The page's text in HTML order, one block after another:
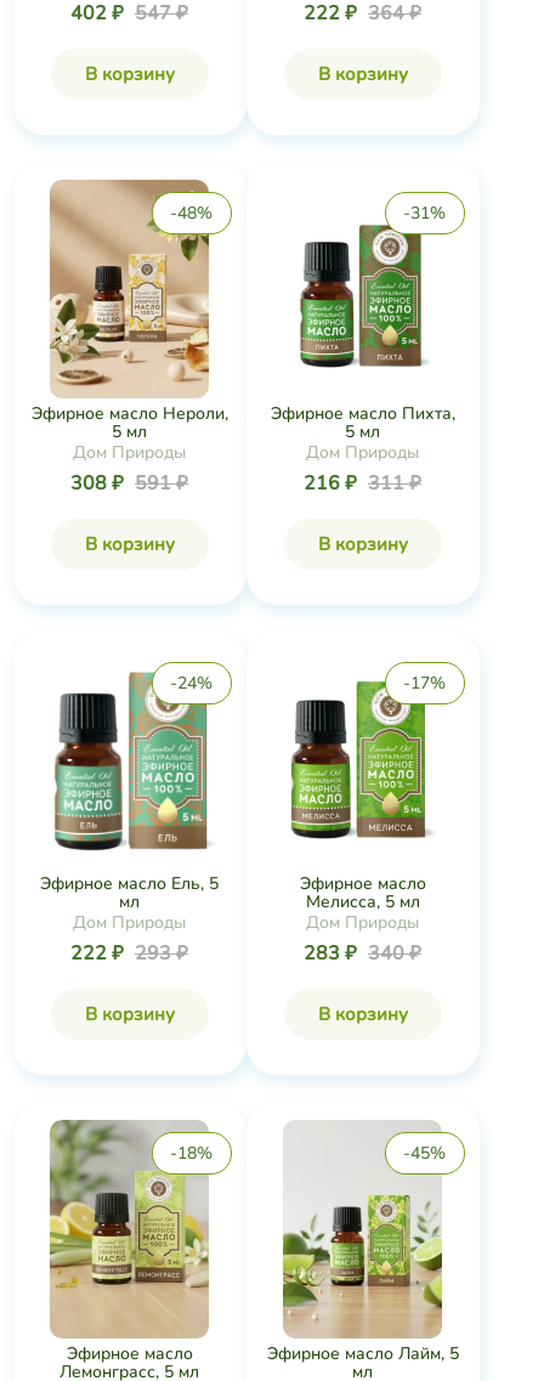
402 ₽ 547 ₽
В корзину
222 ₽ 364 ₽
В корзину
-48%
Эфирное масло Нероли,
5 мл
Дом Природы
308 ₽ 591 ₽
В корзину
-31%
Эфирное масло Пихта,
5 мл
Дом Природы
216 ₽ 311 ₽
В корзину
-24%
Эфирное масло Ель, 5
мл
Дом Природы
222 ₽ 293 ₽
В корзину
-17%
Эфирное масло
Мелисса, 5 мл
Дом Природы
283 ₽ 340 ₽
В корзину
-18%
Эфирное масло
Лемонграсс, 5 мл
-45%
Эфирное масло Лайм, 5
мл